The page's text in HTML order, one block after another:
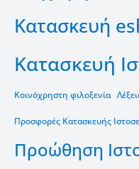
Κατασκευή
Κατασκευή
Κοινόχρηστη φιλοξενία
Προσφορές Κατασκευής
Προώθηση